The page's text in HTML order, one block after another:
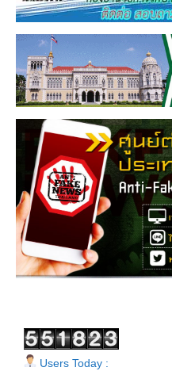
Users Today :